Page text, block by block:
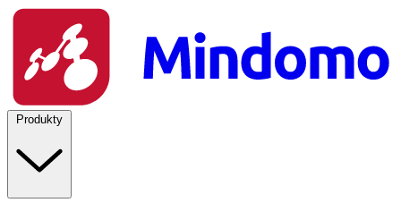
Produkty